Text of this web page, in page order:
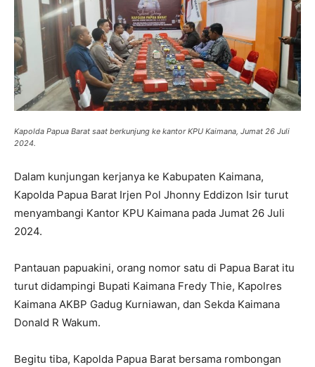
Kapolda Papua Barat saat berkunjung ke kantor KPU Kaimana, Jumat 26 Juli
2024.
Dalam kunjungan kerjanya ke Kabupaten Kaimana,
Kapolda Papua Barat Irjen Pol Jhonny Eddizon Isir turut
menyambangi Kantor KPU Kaimana pada Jumat 26 Juli
2024.
Pantauan papuakini, orang nomor satu di Papua Barat itu
turut didampingi Bupati Kaimana Fredy Thie, Kapolres
Kaimana AKBP Gadug Kurniawan, dan Sekda Kaimana
Donald R Wakum.
Begitu tiba, Kapolda Papua Barat bersama rombongan